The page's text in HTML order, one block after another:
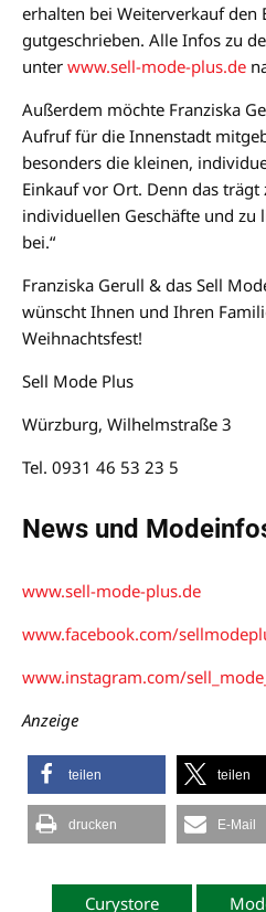
erhalten bei Weiterverkauf den
gutgeschrieben. Alle Infos zu
unter www.sell-mode-plus.de
Außerdem möchte Franziska
Aufruf für die Innenstadt
besonders die kleinen,
Einkauf vor Ort. Denn das
individuellen Geschäfte und zu
bei.“
Franziska Gerull & das Sell
wünscht Ihnen und Ihren
Weihnachtsfest!
Sell Mode Plus
Würzburg, Wilhelmstraße 3
Tel. 0931 46 53 23 5
News und
www.sell-mode-plus.de
www.facebook.com/
www.instagram.com/
Anzeige
teilen teilen
drucken E-Mail
Curystore